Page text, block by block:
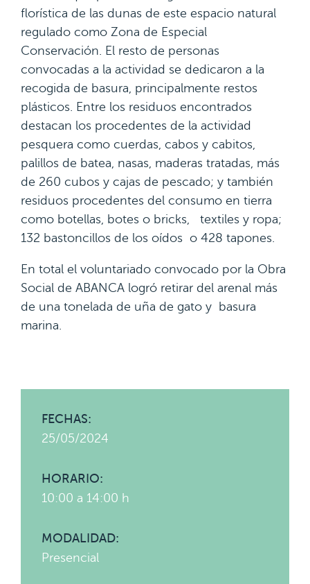
florística de las dunas de este espacio natural
regulado como Zona de Especial
Conservación. El resto de personas
convocadas a la actividad se dedicaron a la
recogida de basura, principalmente restos
plásticos. Entre los residuos encontrados
destacan los procedentes de la actividad
pesquera como cuerdas, cabos y cabitos,
palillos de batea, nasas, maderas tratadas, más
de 260 cubos y cajas de pescado; y también
residuos procedentes del consumo en tierra
como botellas, botes o bricks, textiles y ropa;
132 bastoncillos de los oídos o 428 tapones.
En total el voluntariado convocado por la Obra
Social de ABANCA logró retirar del arenal más
de una tonelada de uña de gato y basura
marina.
FECHAS:
25/05/2024
HORARIO:
10:00 a 14:00 h
MODALIDAD:
Presencial